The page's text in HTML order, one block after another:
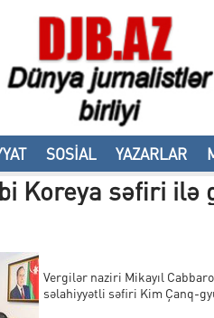
SOSİAL YAZARLAR
Koreya səfiri ilə
Vergilər naziri Mikayıl
səlahiyyətli səfiri Kim Çanq-